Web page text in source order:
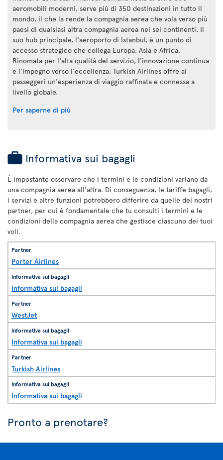
aeromobili moderni, serve più di 350 destinazioni in tutto il
mondo, il che la rende la compagnia aerea che vola verso più
paesi di qualsiasi altra compagnia aerea nei sei continenti. Il
suo hub principale, l'aeroporto di Istanbul, è un punto di
accesso strategico che collega Europa, Asia e Africa.
Rinomata per l'alta qualità del servizio, l'innovazione continua
e l'impegno verso l'eccellenza, Turkish Airlines offre ai
passeggeri un'esperienza di viaggio raffinata e connessa a
livello globale.
Per saperne di più
Informativa sui bagagli
È impostante osservare che i termini e le condizioni variano da
una compagnia aerea all'altra. Di conseguenza, le tariffe bagagli,
i servizi e altre funzioni potrebbero differire da quelle dei nostri
partner, per cui è fondamentale che tu consulti i termini e le
condizioni della compagnia aerea che gestisce ciascuno dei tuoi
voli.
Porter Airlines
Informativa sui bagagli
WestJet
Informativa sui bagagli
Turkish Airlines
Informativa sui bagagli
Pronto a prenotare?